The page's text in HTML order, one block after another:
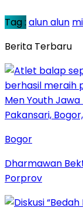
Tag : alun alun
Berita Terbaru
Bogor
Dharmawan
Porprov